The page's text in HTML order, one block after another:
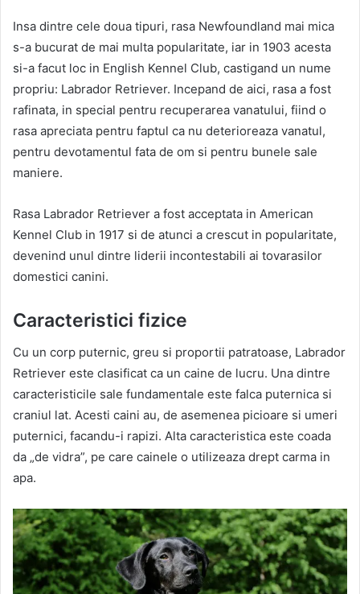
Insa dintre cele doua tipuri, rasa Newfoundland mai mica
s-a bucurat de mai multa popularitate, iar in 1903 acesta
si-a facut loc in English Kennel Club, castigand un nume
propriu: Labrador Retriever. Incepand de aici, rasa a fost
rafinata, in special pentru recuperarea vanatului, fiind o
rasa apreciata pentru faptul ca nu deterioreaza vanatul,
pentru devotamentul fata de om si pentru bunele sale
maniere.
Rasa Labrador Retriever a fost acceptata in American
Kennel Club in 1917 si de atunci a crescut in popularitate,
devenind unul dintre liderii incontestabili ai tovarasilor
domestici canini.
Caracteristici fizice
Cu un corp puternic, greu si proportii patratoase, Labrador
Retriever este clasificat ca un caine de lucru. Una dintre
caracteristicile sale fundamentale este falca puternica si
craniul lat. Acesti caini au, de asemenea picioare si umeri
puternici, facandu-i rapizi. Alta caracteristica este coada
da „de vidra”, pe care cainele o utilizeaza drept carma in
apa.